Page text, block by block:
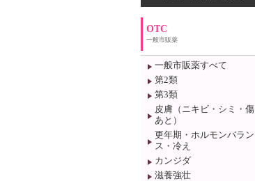
OTC
一般市販薬
一般市販薬すべて
第2類
第3類
皮膚（ニキビ・シミ・傷
あと）
更年期・ホルモンバラン
ス・冷え
カンジダ
滋養強壮